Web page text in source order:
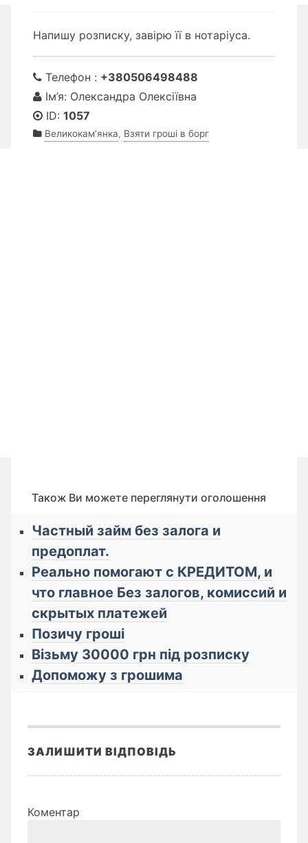
Напишу розписку, завірю її в нотаріуса.
Телефон : +380506498488
Ім’я: Олександра Олексіївна
ID: 1057
Великокам’янка, Взяти гроші в борг
Також Ви можете переглянути оголошення
Частный займ без залога и
предоплат.
Реально помогают с КРЕДИТОМ, и
что главное Бeз зaлoгoв, кoмиссий и
cкрытых плaтeжей
Позичу гроші
Візьму 30000 грн під розписку
Допоможу з грошима
ЗАЛИШИТИ ВІДПОВІДЬ
Коментар